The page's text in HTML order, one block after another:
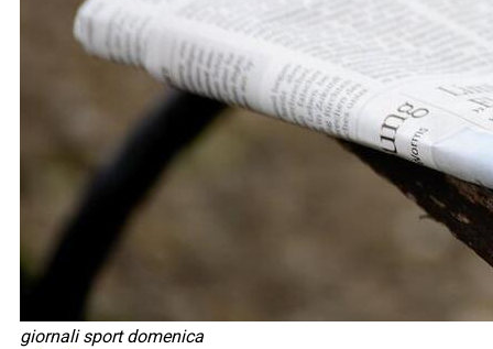
giornali sport domenica